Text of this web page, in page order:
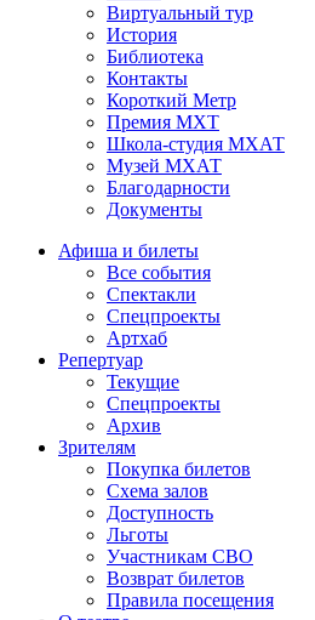
Виртуальный тур
История
Библиотека
Контакты
Короткий Метр
Премия МХТ
Школа-студия МХАТ
Музей МХАТ
Благодарности
Документы
Афиша и билеты
Все события
Спектакли
Спецпроекты
Артхаб
Репертуар
Текущие
Спецпроекты
Архив
Зрителям
Покупка билетов
Схема залов
Доступность
Льготы
Участникам СВО
Возврат билетов
Правила посещения